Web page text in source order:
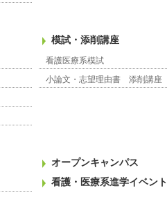
模試・添削講座
看護医療系模試
小論文・志望理由書 添削講座
オープンキャンパス
看護・医療系進学イベント